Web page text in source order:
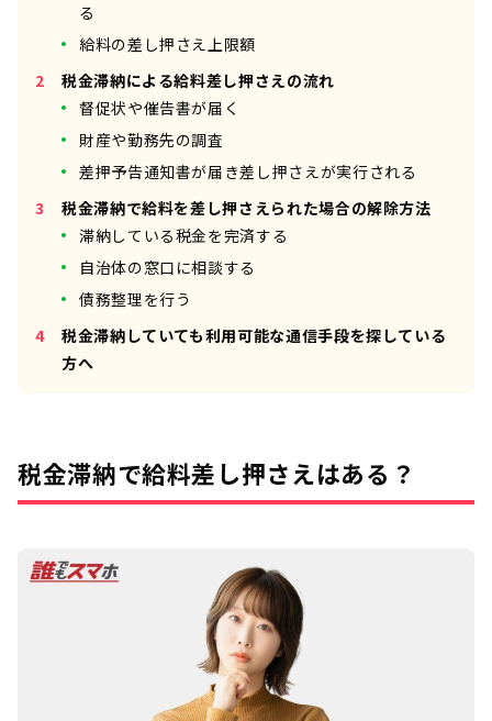
る
給料の差し押さえ上限額
税金滞納による給料差し押さえの流れ
督促状や催告書が届く
財産や勤務先の調査
差押予告通知書が届き差し押さえが実行される
税金滞納で給料を差し押さえられた場合の解除方法
滞納している税金を完済する
自治体の窓口に相談する
債務整理を行う
税金滞納していても利用可能な通信手段を探している
方へ
税金滞納で給料差し押さえはある？